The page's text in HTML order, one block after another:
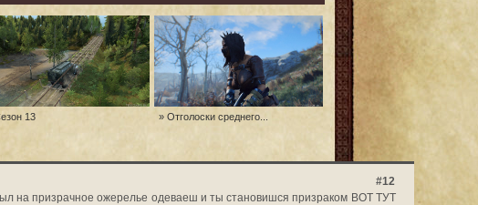
13 » Отголоски среднего...
#12
на призрачное ожерелье одеваеш и ты становишся призраком ВОТ ТУТ